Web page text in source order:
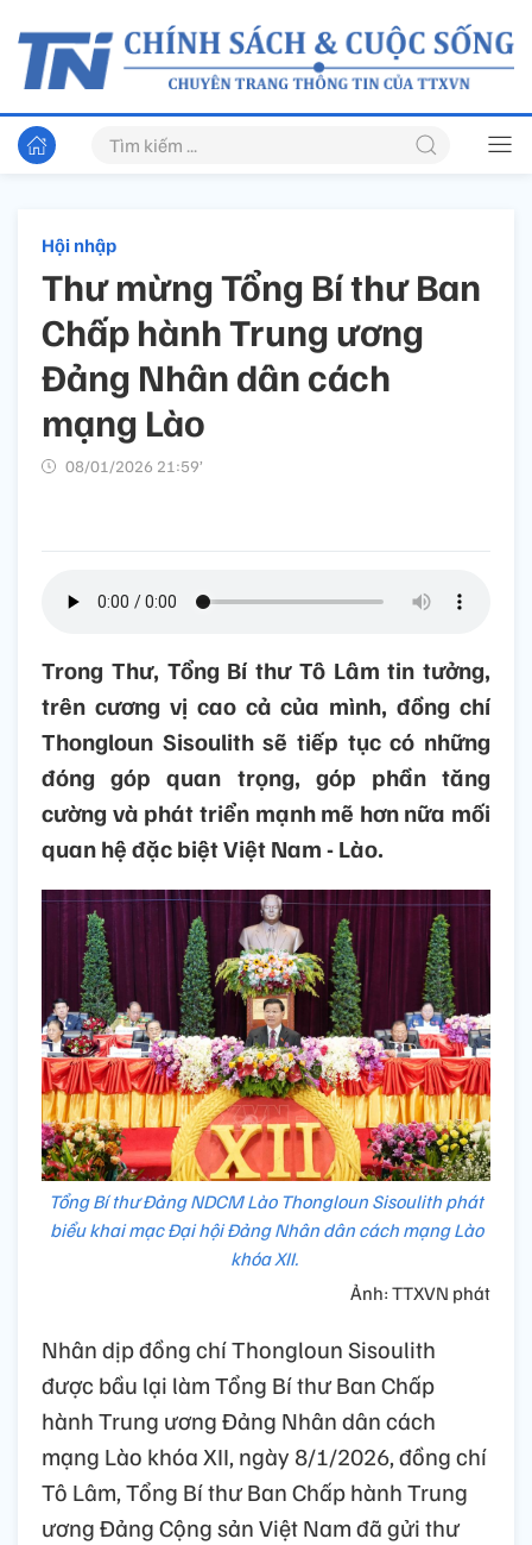
Hội nhập
Thư mừng Tổng Bí thư Ban
Chấp hành Trung ương
Đảng Nhân dân cách
mạng Lào
08/01/2026 21:59’
Trong Thư, Tổng Bí thư Tô Lâm tin tưởng,
trên cương vị cao cả của mình, đồng chí
Thongloun Sisoulith sẽ tiếp tục có những
đóng góp quan trọng, góp phần tăng
cường và phát triển mạnh mẽ hơn nữa mối
quan hệ đặc biệt Việt Nam - Lào.
Tổng Bí thư Đảng NDCM Lào Thongloun Sisoulith phát
biểu khai mạc Đại hội Đảng Nhân dân cách mạng Lào
khóa XII.
Ảnh: TTXVN phát
Nhân dịp đồng chí Thongloun Sisoulith
được bầu lại làm Tổng Bí thư Ban Chấp
hành Trung ương Đảng Nhân dân cách
mạng Lào khóa XII, ngày 8/1/2026, đồng chí
Tô Lâm, Tổng Bí thư Ban Chấp hành Trung
ương Đảng Cộng sản Việt Nam đã gửi thư